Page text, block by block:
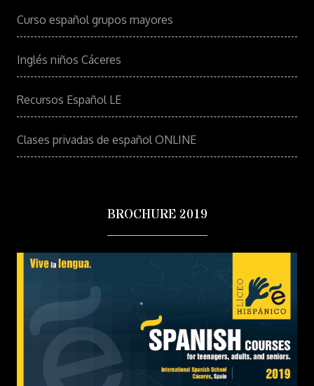
Curso español grupos mayores
Inglés niños Cáceres
Recursos Español LE
Clases privadas de español ONLINE
BROCHURE 2019